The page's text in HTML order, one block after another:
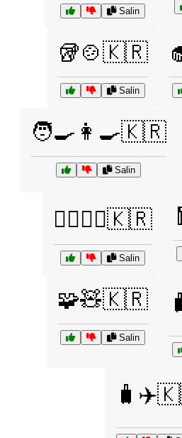
Salin
🥡🍲🇰🇷
Salin
🧑‍🍳👩‍🍳🇰🇷
Salin
🧖‍♀️🧖‍♂️🇰🇷
Salin
🧩🧸🇰🇷
Salin